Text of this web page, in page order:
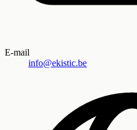
E-mail
info@ekistic.be